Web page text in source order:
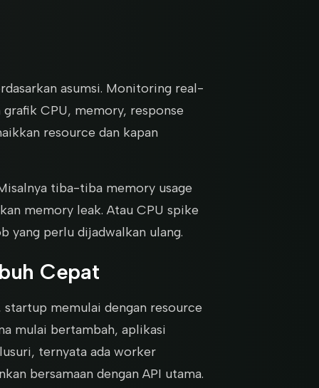
asumsi. Monitoring real-
CPU, memory, response
resource dan kapan
tiba-tiba memory usage
memory leak. Atau CPU spike
yang perlu dijadwalkan ulang.
Cepat
startup memulai dengan resource
mulai bertambah, aplikasi
ternyata ada worker
bersamaan dengan API utama.